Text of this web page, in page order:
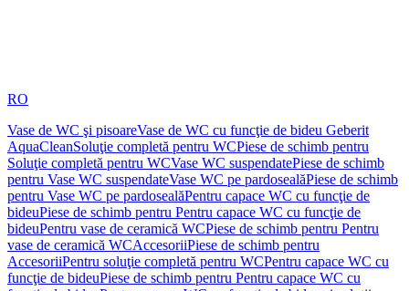
RO
Vase de WC şi pisoareVase de WC cu funcţie de bideu Geberit
AquaCleanSoluţie completă pentru WCPiese de schimb pentru
Soluţie completă pentru WCVase WC suspendatePiese de schimb
pentru Vase WC suspendateVase WC pe pardosealăPiese de schimb
pentru Vase WC pe pardosealăPentru capace WC cu funcţie de
bideuPiese de schimb pentru Pentru capace WC cu funcţie de
bideuPentru vase de ceramică WCPiese de schimb pentru Pentru
vase de ceramică WCAccesoriiPiese de schimb pentru
AccesoriiPentru soluţie completă pentru WCPentru capace WC cu
funcţie de bideuPiese de schimb pentru Pentru capace WC cu